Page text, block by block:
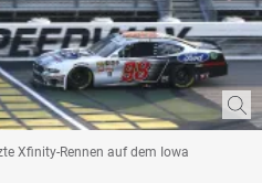
Xfinity-Rennen auf dem Iowa